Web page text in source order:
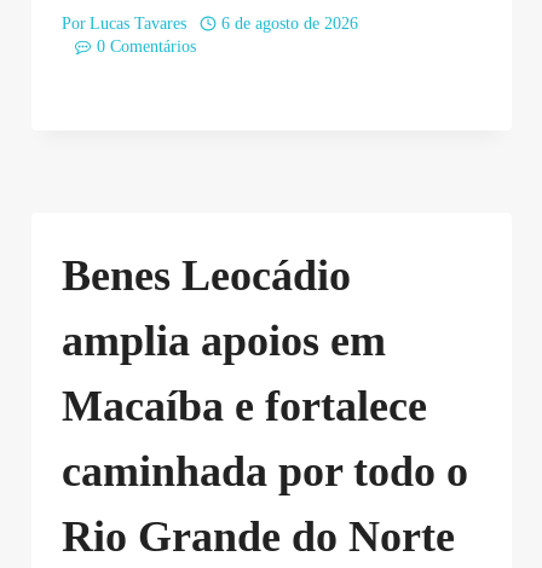
Por Lucas Tavares
6 de agosto de 2026
0 Comentários
Benes Leocádio
amplia apoios em
Macaíba e fortalece
caminhada por todo o
Rio Grande do Norte